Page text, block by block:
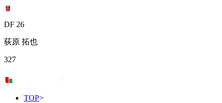
DF 26
荻原 拓也
327
TOP>